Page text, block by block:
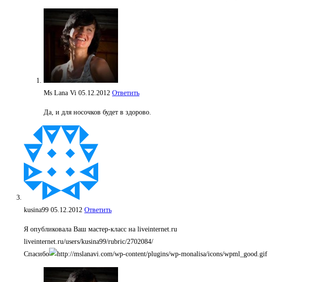
Ms Lana Vi 05.12.2012 Ответить
Да, и для носочков будет в здорово.
kusina99 05.12.2012 Ответить
Я опубликовала Ваш мастер-класс на liveinternet.ru
liveinternet.ru/users/kusina99/rubric/2702084/
Спасибо